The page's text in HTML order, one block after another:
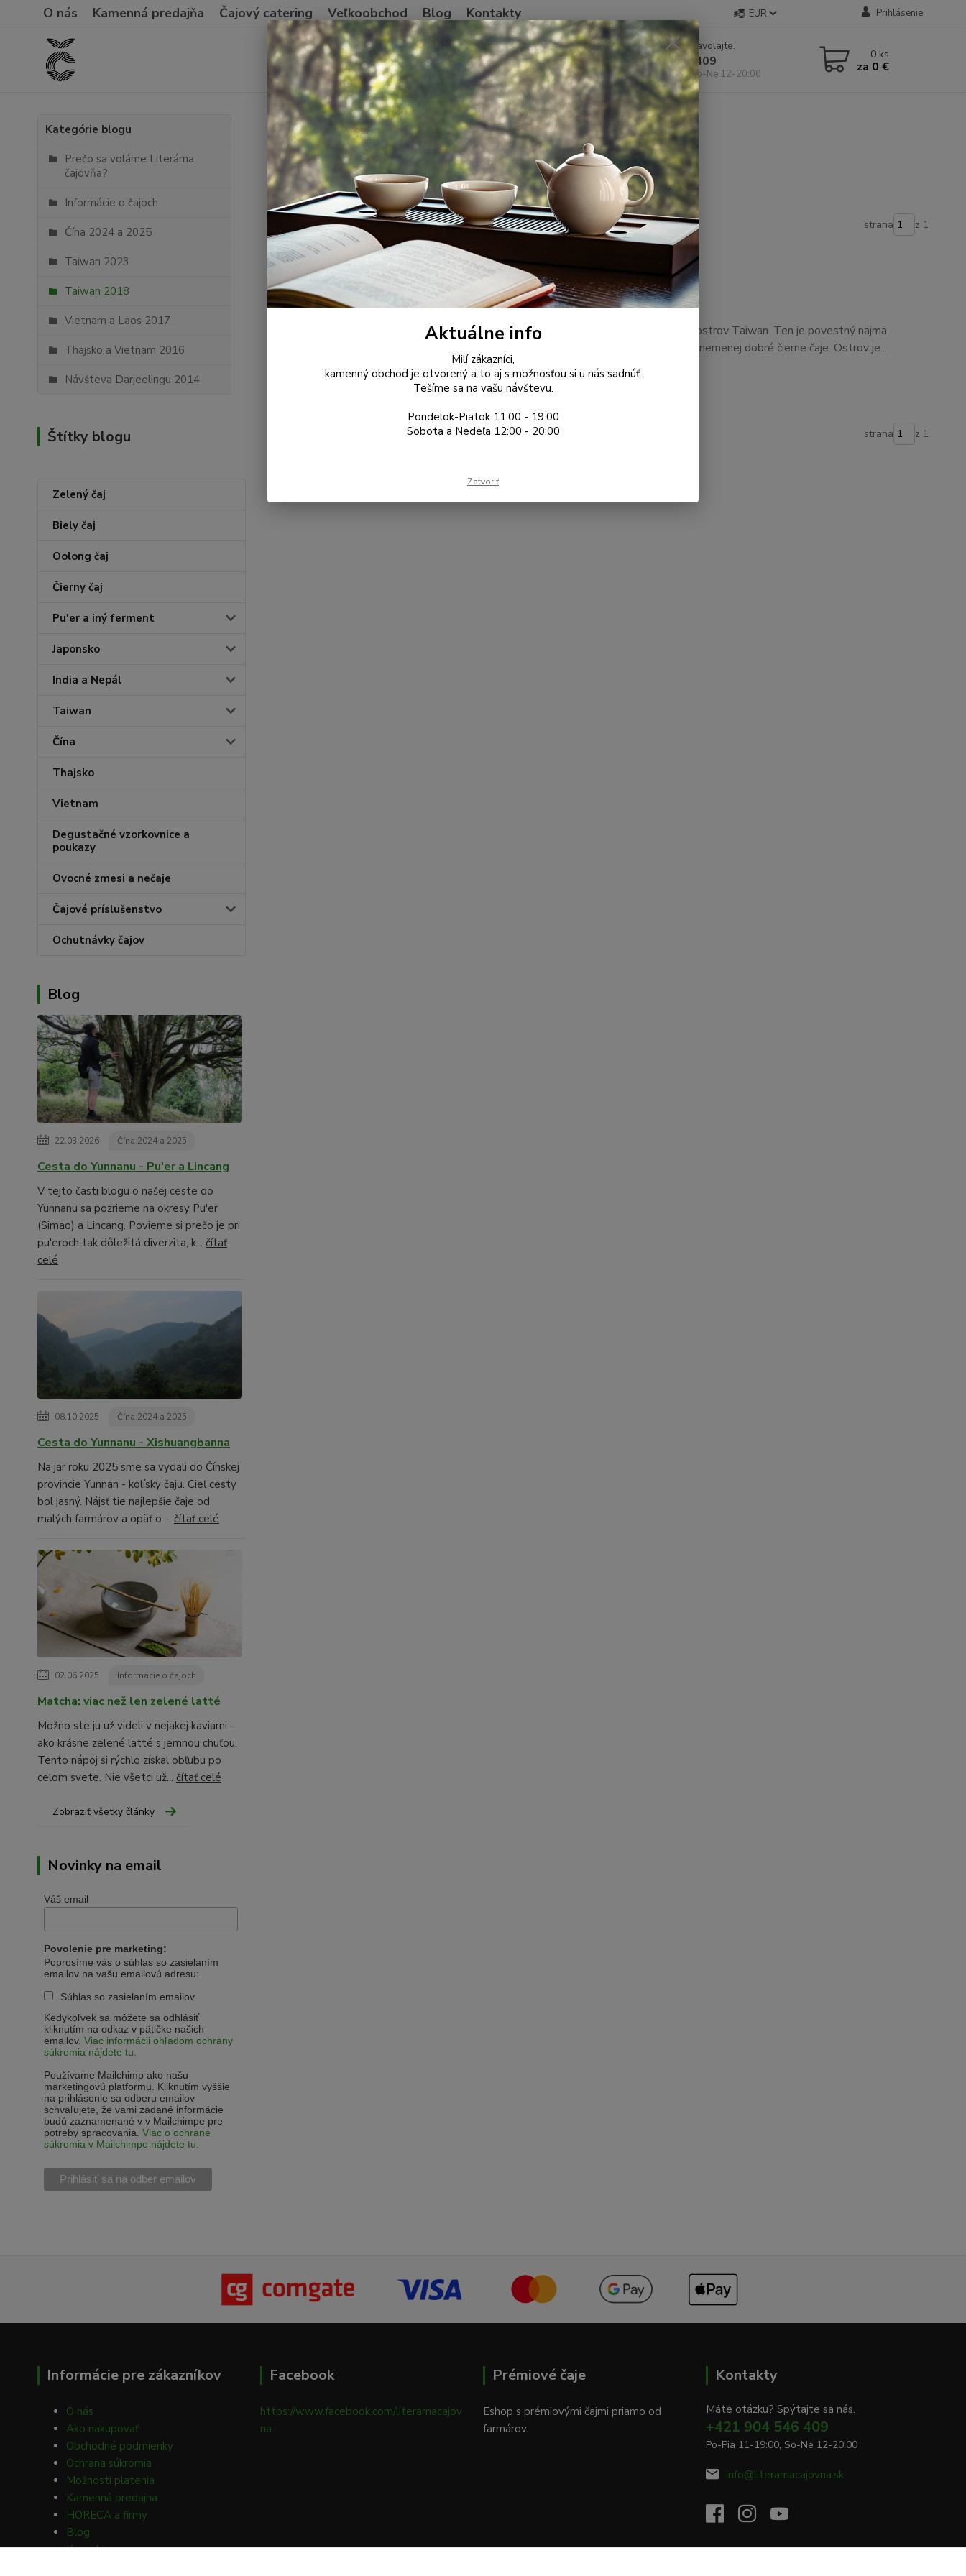
O nás Kamenná predajňa Čajový catering Veľkoobchod Blog Kontakty EUR Prihlásenie
Hľadať
Neviete si rady? Zavolajte.
+421 904 546 409
Po-Pia 11-19:00, So-Ne 12-20:00
0 ks
za 0 €
Kategórie blogu
Prečo sa voláme Literárna
čajovňa?
Informácie o čajoch
Čína 2024 a 2025
Taiwan 2023
Taiwan 2018
Vietnam a Laos 2017
Thajsko a Vietnam 2016
Návšteva Darjeelingu 2014
Štítky blogu
Zelený čaj
Biely čaj
Oolong čaj
Čierny čaj
Pu'er a iný ferment
Japonsko
India a Nepál
Taiwan
Čína
Thajsko
Vietnam
Degustačné vzorkovnice a
poukazy
Ovocné zmesi a nečaje
Čajové príslušenstvo
Ochutnávky čajov
Blog
22.03.2026 Čína 2024 a 2025
Cesta do Yunnanu - Pu'er a Lincang
V tejto časti blogu o našej ceste do
Yunnanu sa pozrieme na okresy Pu'er
(Simao) a Lincang. Povieme si prečo je pri
pu'eroch tak dôležitá diverzita, k... čítať
celé
08.10.2025 Čína 2024 a 2025
Cesta do Yunnanu - Xishuangbanna
Na jar roku 2025 sme sa vydali do Čínskej
provincie Yunnan - kolísky čaju. Cieľ cesty
bol jasný. Nájsť tie najlepšie čaje od
malých farmárov a opäť o ... čítať celé
02.06.2025 Informácie o čajoch
Matcha: viac než len zelené latté
Možno ste ju už videli v nejakej kaviarni –
ako krásne zelené latté s jemnou chuťou.
Tento nápoj si rýchlo získal obľubu po
celom svete. Nie všetci už... čítať celé
Zobraziť všetky články
Novinky na email
Váš email
Povolenie pre marketing:
Poprosíme vás o súhlas so zasielaním
emailov na vašu emailovú adresu:
Súhlas so zasielaním emailov
Kedykoľvek sa môžete sa odhlásiť
kliknutím na odkaz v pätičke našich
emailov. Viac informácii ohľadom ochrany
súkromia nájdete tu.
Používame Mailchimp ako našu
marketingovú platformu. Kliknutím vyššie
na prihlásenie sa odberu emailov
schvaľujete, že vami zadané informácie
budú zaznamenané v v Mailchimpe pre
potreby spracovania. Viac o ochrane
súkromia v Mailchimpe nájdete tu.
Úvod Blog Taiwan 2018
Taiwan 2018
Najnovšie články
strana z 1
Čajová cesta na Taiwan
06.11.2020 Taiwan 2018
Na jeseň 2018 sme sa vybrali na “čajový” ostrov Taiwan. Ten je povestný najmä
produkciou Oolongov, avšak vyrábajú sa tu nemenej dobré čierne čaje. Ostrov je...
celý článok
strana z 1
Informácie pre zákazníkov
O nás
Ako nakupovať
Obchodné podmienky
Ochrana súkromia
Možnosti platenia
Kamenná predajna
HORECA a firmy
Blog
Kontakty
Facebook
https://www.facebook.com/literarnacajov
na
Prémiové čaje
Eshop s prémiovými čajmi priamo od
farmárov.
Kontakty
Máte otázku? Spýtajte sa nás.
+421 904 546 409
Po-Pia 11-19:00, So-Ne 12-20:00
info@literarnacajovna.sk
Aktuálne info
Milí zákazníci,
kamenný obchod je otvorený a to aj s možnosťou si u nás sadnúť.
Tešíme sa na vašu návštevu.
Pondelok-Piatok 11:00 - 19:00
Sobota a Nedeľa 12:00 - 20:00
Zatvoriť